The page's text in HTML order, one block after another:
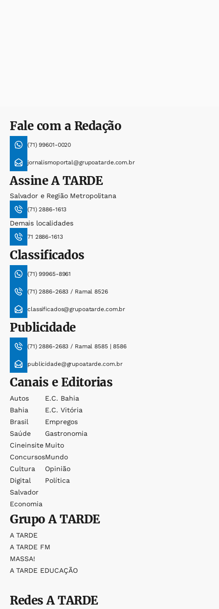
Fale com a Redação
(71) 99601-0020
jornalismoportal@grupoatarde.com.br
AssineA TARDE
Salvador e Região Metropolitana
(71) 2886-1613
Demais localidades
71 2886-1613
Classificados
(71) 99965-8961
(71) 2886-2683 / Ramal 8526
classificados@grupoatarde.com.br
Publicidade
(71) 2886-2683 / Ramal 8585 | 8586
publicidade@grupoatarde.com.br
Canais e Editorias
Autos
Bahia
Brasil
Saúde
Cineinsite
Concursos
Cultura
Digital
Salvador
Economia
E.c. Bahia
E.c. Vitória
Empregos
Gastronomia
Muito
Mundo
Opinião
Política
GrupoA TARDE
A TARDE
A TARDE FM
MASSA!
A TARDE EDUCAÇÃO
RedesA TARDE